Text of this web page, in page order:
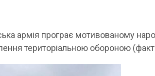
армія програє мотивованому
територіальною обороною